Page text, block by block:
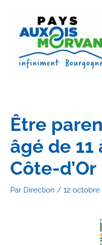
Être
âgé de 11
Côte-d’Or
Par Direction / 12 octobre